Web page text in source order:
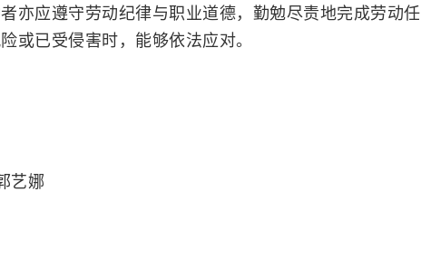
亦应遵守劳动纪律与职业道德，勤勉尽责地完成劳动任
或已受侵害时，能够依法应对。
艺娜